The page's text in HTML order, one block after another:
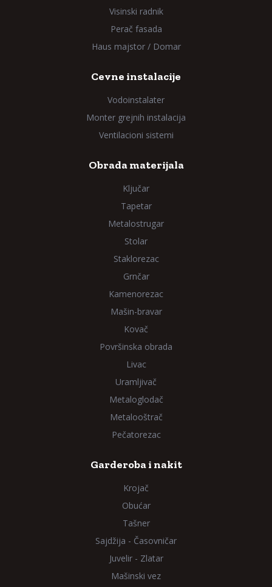
Visinski radnik
Perač fasada
Haus majstor / Domar
Cevne instalacije
Vodoinstalater
Monter grejnih instalacija
Ventilacioni sistemi
Obrada materijala
Ključar
Tapetar
Metalostrugar
Stolar
Staklorezac
Grnčar
Kamenorezac
Mašin-bravar
Kovač
Površinska obrada
Livac
Uramljivač
Metaloglodač
Metalooštrač
Pečatorezac
Garderoba i nakit
Krojač
Obućar
Tašner
Sajdžija - Časovničar
Juvelir - Zlatar
Mašinski vez